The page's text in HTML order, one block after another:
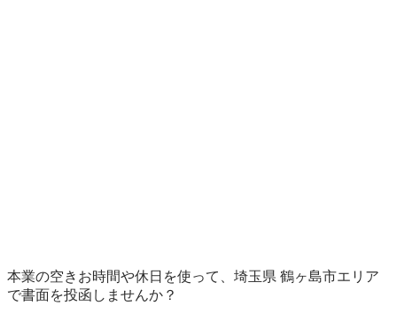
本業の空きお時間や休日を使って、埼玉県 鶴ヶ島市エリア
で書面を投函しませんか？